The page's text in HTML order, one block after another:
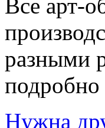
Все арт-
разными
подробно
Нужна